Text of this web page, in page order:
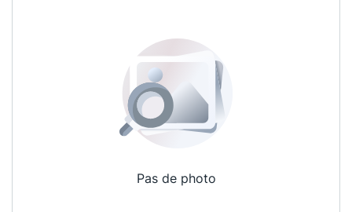
Pas de photo